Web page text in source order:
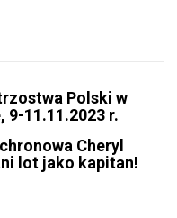
Polski w
11.11.2023 r.
Cheryl
lot jako kapitan!